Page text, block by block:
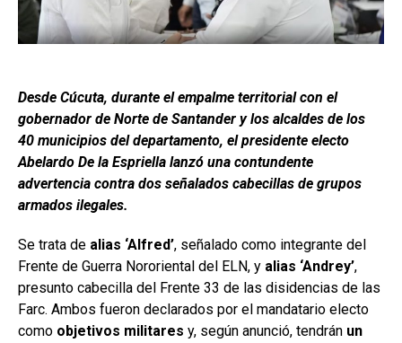
Desde Cúcuta, durante el empalme territorial con el
gobernador de Norte de Santander y los alcaldes de los
40 municipios del departamento, el presidente electo
Abelardo De la Espriella lanzó una contundente
advertencia contra dos señalados cabecillas de grupos
armados ilegales.
Se trata de alias ‘Alfred’, señalado como integrante del
Frente de Guerra Nororiental del ELN, y alias ‘Andrey’,
presunto cabecilla del Frente 33 de las disidencias de las
Farc. Ambos fueron declarados por el mandatario electo
como objetivos militares y, según anunció, tendrán un